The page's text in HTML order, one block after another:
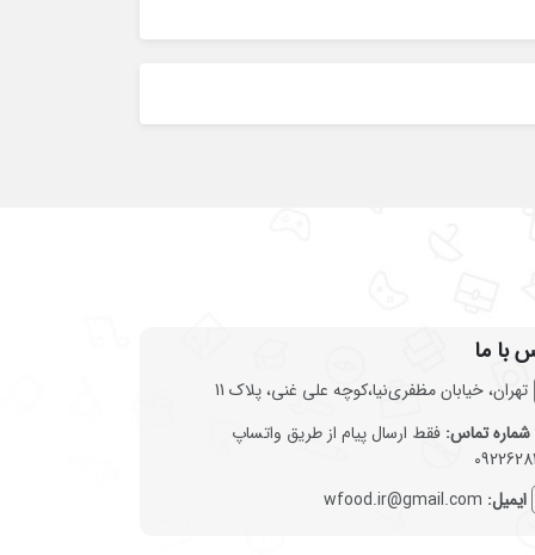
با ما
تهران، خیابان مظفری‌نیا،کوچه علی غنی، پلاک 11
شماره تماس: فقط ارسال پیام از طریق واتساپ
ایمیل: wfood.ir@gmail.com